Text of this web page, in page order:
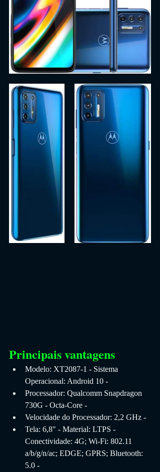
Principais vantagens
Modelo: XT2087-1 - Sistema
Operacional: Android 10 -
Processador: Qualcomm Snapdragon
730G - Octa-Core -
Velocidade do Processador: 2,2 GHz -
Tela: 6,8" - Material: LTPS -
Conectividade: 4G; Wi-Fi: 802.11
a/b/g/n/ac; EDGE; GPRS; Bluetooth:
5.0 -